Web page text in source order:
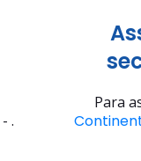
- .
Para